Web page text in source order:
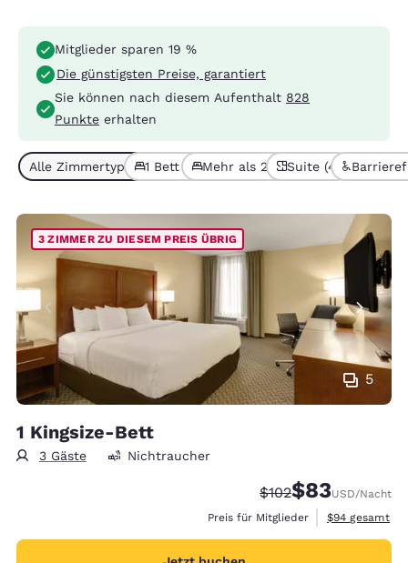
Mitglieder sparen 19 %
Die günstigsten Preise, garantiert
Sie können nach diesem Aufenthalt 828
Punkte erhalten
Alle Zimmertypen (6)1 Bett (3)Mehr als 2 Betten (3)
Suite (4)
5
3 ZIMMER ZU DIESEM PREIS ÜBRIG
1 Kingsize-Bett
3 Gäste Nichtraucher
Durchgestrichener
$102Vergünstigter
$83USD/Nacht
Preis für Mitglieder
Geschätzte
$94 gesamt